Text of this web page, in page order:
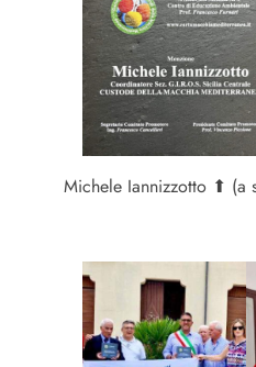
Michele Iannizzotto ⬆︎ (a